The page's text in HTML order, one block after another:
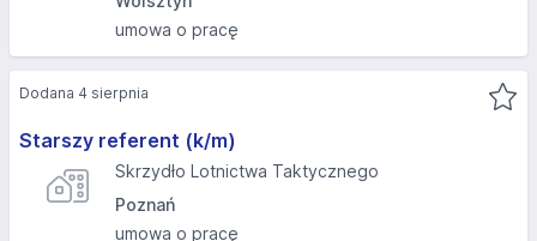
umowa o pracę
Starszy referent (k/m)
Skrzydło Lotnictwa Taktycznego
Poznań
umowa o pracę
Dodana 4 sierpnia